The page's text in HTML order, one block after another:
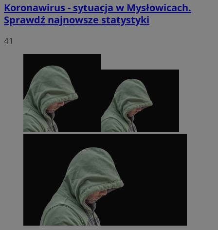
Koronawirus - sytuacja w Mysłowicach.
Sprawdź najnowsze statystyki
41